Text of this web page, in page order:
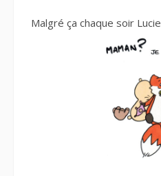
Malgré ça chaque soir Lucie